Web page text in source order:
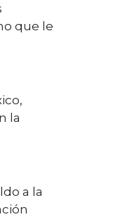
que le
la
a la